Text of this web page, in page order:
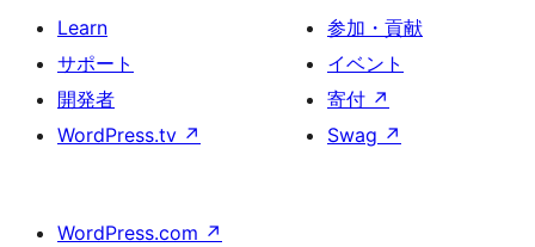
Learn
サポート
開発者
WordPress.tv ↗
参加・貢献
イベント
寄付 ↗
Swag ↗
WordPress.com ↗